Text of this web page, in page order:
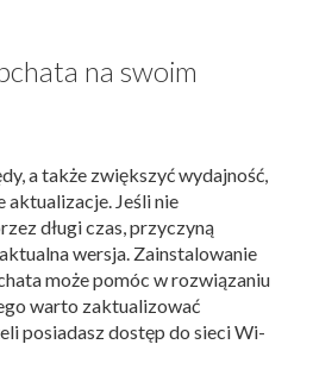
na swoim
a także zwiększyć wydajność,
aktualizacje. Jeśli nie
długi czas, przyczyną
wersja. Zainstalowanie
może pomóc w rozwiązaniu
warto zaktualizować
posiadasz dostęp do sieci Wi-